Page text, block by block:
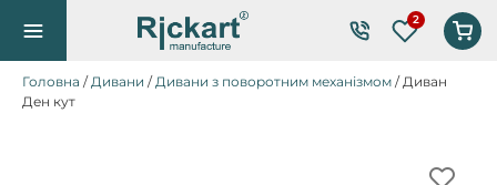
Список
Головна /Дивани /Дивани з поворотним механізмом / Диван
Ден кут